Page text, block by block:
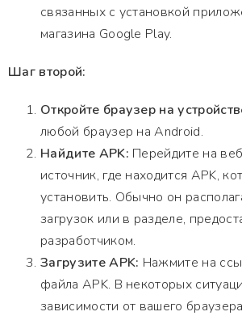
связанных с установкой
магазина Google Play.
Шаг второй:
Откройте браузер на
любой браузер на Android.
Найдите APK: Перейдите на
источник, где находится APK,
установить. Обычно он
загрузок или в разделе,
разработчиком.
Загрузите APK: Нажмите на
файла APK. В некоторых
зависимости от вашего